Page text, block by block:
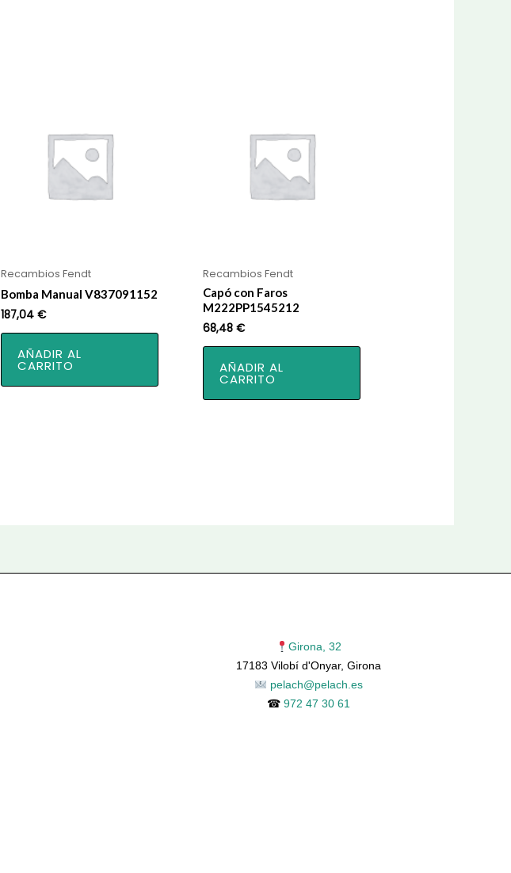
Recambios Fendt
Bomba Manual V837091152
187,04 €
AÑADIR AL
CARRITO
Recambios Fendt
Capó con Faros
M222PP1545212
68,48 €
AÑADIR AL
CARRITO
Girona, 32
17183 Vilobí d'Onyar, Girona
pelach@pelach.es
☎972 47 30 61